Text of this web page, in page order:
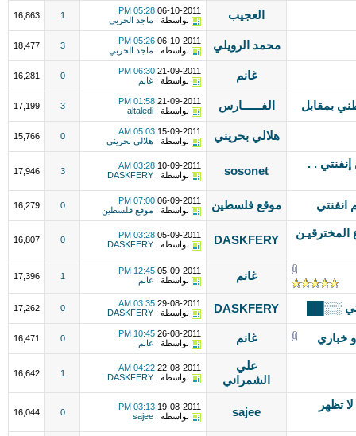
العجيب 06-10-2011
05:28 PM
بواسطة : ماجد الحربي 1
16,863
محمد الرويلي 06-10-2011
05:26 PM
بواسطة : ماجد الحربي 3
18,477
غانم 21-09-2011
06:30 PM
بواسطة : غانم 0
16,281
الفــــــارس 21-09-2011
01:58 PM
بواسطة : altaledi
3
17,199
هلالي بحريني 15-09-2011
05:03 AM
بواسطة : هلالي بحريني 0
15,766
. .
sosonet
10-09-2011
03:28 AM
بواسطة : DASKFERY
3
17,946
انفنتي موقع فلسطين 06-09-2011
07:00 PM
بواسطة : موقع فلسطين 0
16,279
DASKFERY
05-09-2011
03:28 PM
بواسطة : DASKFERY
0
16,807
غانم 05-09-2011
12:45 PM
بواسطة : غانم 1
17,396
░░██
DASKFERY
29-08-2011
03:35 AM
بواسطة : DASKFERY
0
17,262
غانم 26-08-2011
10:45 PM
بواسطة : غانم 0
16,471
علي
الشمراني
22-08-2011
04:22 AM
بواسطة : DASKFERY
1
16,642
تظهر
sajee
19-08-2011
03:13 PM
بواسطة : sajee
0
16,044